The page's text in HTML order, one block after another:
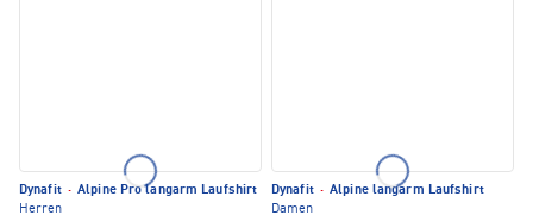
Dynafit · Alpine Pro langarm Laufshirt
Herren
Dynafit · Alpine langarm Laufshirt
Damen